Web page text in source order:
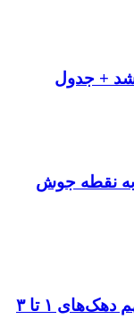
به نقطه جوش
افزایش قابل توجه یارانه آذر ۱۴۰۴؛ سهم دهک‌های ۱ تا ۳